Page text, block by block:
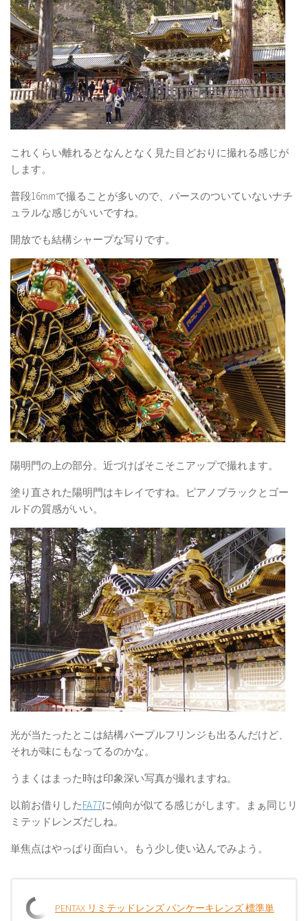
これくらい離れるとなんとなく見た目どおりに撮れる感じが
します。
普段16mmで撮ることが多いので、パースのついていないナチ
ュラルな感じがいいですね。
開放でも結構シャープな写りです。
陽明門の上の部分。近づけばそこそこアップで撮れます。
塗り直された陽明門はキレイですね。ピアノブラックとゴー
ルドの質感がいい。
光が当たったとこは結構パープルフリンジも出るんだけど、
それが味にもなってるのかな。
うまくはまった時は印象深い写真が撮れますね。
以前お借りしたFA77に傾向が似てる感じがします。まぁ同じリ
ミテッドレンズだしね。
単焦点はやっぱり面白い。もう少し使い込んでみよう。
PENTAX リミテッドレンズ パンケーキレンズ 標準単